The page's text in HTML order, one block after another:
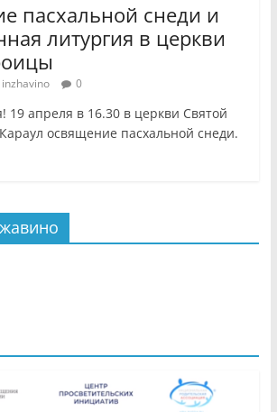
пасхальной снеди и
литургия в церкви
inzhavino 0
19 апреля в 16.30 в церкви Святой
освящение пасхальной снеди.